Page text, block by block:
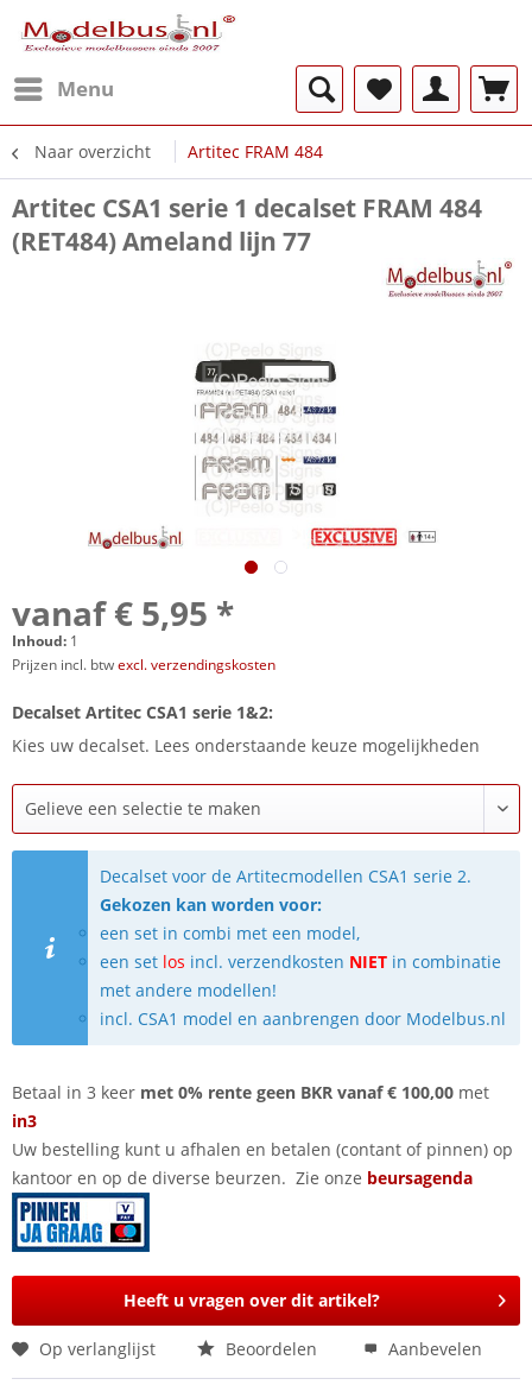
Menu
Naar overzicht Artitec FRAM 484
Artitec CSA1 serie 1 decalset FRAM 484
(RET484) Ameland lijn 77
vanaf € 5,95 *
Inhoud: 1
Prijzen incl. btwexcl. verzendingskosten
Decalset Artitec CSA1 serie 1&2:
Kies uw decalset. Lees onderstaande keuze mogelijkheden
Decalset voor de Artitecmodellen CSA1 serie 2.
Gekozen kan worden voor:
een set in combi met een model,
een set los incl. verzendkosten NIET in combinatie
met andere modellen!
incl. CSA1 model en aanbrengen door Modelbus.nl
Betaal in 3 keer met 0% rente geen BKR vanaf € 100,00 met
in3
Uw bestelling kunt u afhalen en betalen (contant of pinnen) op
kantoor en op de diverse beurzen. Zie onze beursagenda
Heeft u vragen over dit artikel?
Op verlanglijst Beoordelen Aanbevelen